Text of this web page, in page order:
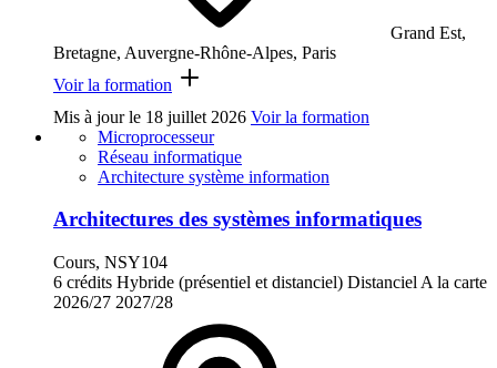
Grand Est,
Bretagne, Auvergne-Rhône-Alpes, Paris
Voir la formation
Mis à jour le 18 juillet 2026 Voir la formation
Microprocesseur
Réseau informatique
Architecture système information
Architectures des systèmes informatiques
Cours, NSY104
6 crédits Hybride (présentiel et distanciel) Distanciel A la carte
2026/27 2027/28